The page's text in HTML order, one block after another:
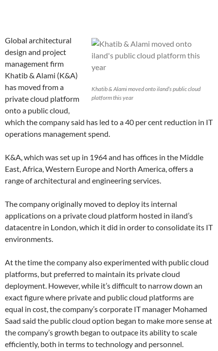
Khatib & Alami moved onto iland’s public cloud
platform this year
Global architectural
design and project
management firm
Khatib & Alami (K&A)
has moved from a
private cloud platform
onto a public cloud,
which the company said has led to a 40 per cent reduction in IT
operations management spend.
K&A, which was set up in 1964 and has offices in the Middle
East, Africa, Western Europe and North America, offers a
range of architectural and engineering services.
The company originally moved to deploy its internal
applications on a private cloud platform hosted in iland’s
datacentre in London, which it did in order to consolidate its IT
environments.
At the time the company also experimented with public cloud
platforms, but preferred to maintain its private cloud
deployment. However, while it’s difficult to narrow down an
exact figure where private and public cloud platforms are
equal in cost, the company’s corporate IT manager Mohamed
Saad said the public cloud option began to make more sense at
the company’s growth began to outpace its ability to scale
efficiently, both in terms to technology and personnel.